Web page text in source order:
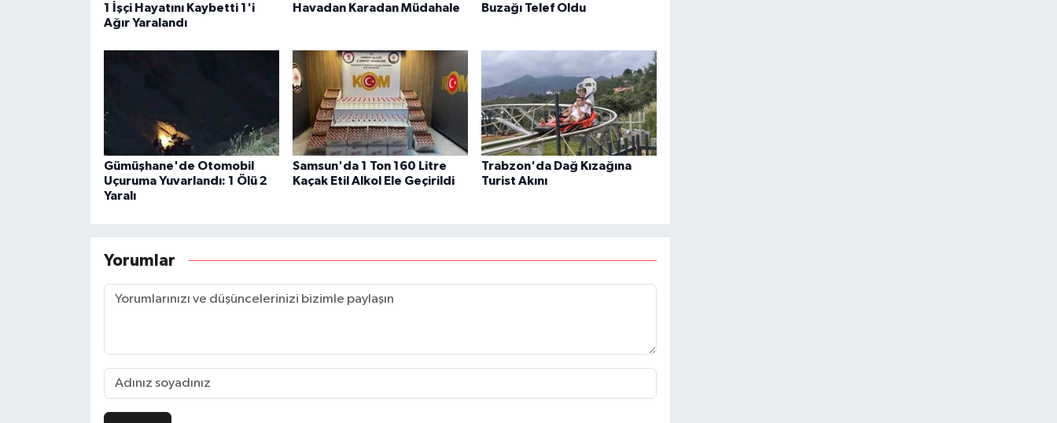
1 İşçi Hayatını Kaybetti 1'i
Ağır Yaralandı
Havadan Karadan Müdahale
Buzağı Telef Oldu
Gümüşhane'de Otomobil
Uçuruma Yuvarlandı: 1 Ölü 2
Yaralı
Samsun'da 1 Ton 160 Litre
Kaçak Etil Alkol Ele Geçirildi
Trabzon'da Dağ Kızağına
Turist Akını
Yorumlar